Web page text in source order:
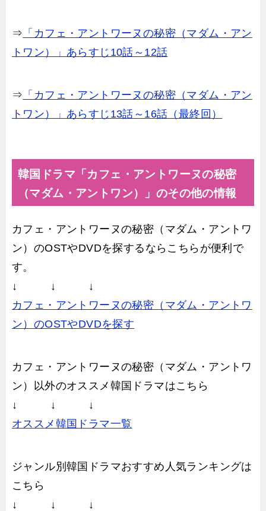
⇒ 「カフェ・アントワーヌの秘密（マダム・アン
トワン）」あらすじ10話～12話
⇒ 「カフェ・アントワーヌの秘密（マダム・アン
トワン）」あらすじ13話～16話（最終回）
韓国ドラマ「カフェ・アントワーヌの秘密
（マダム・アントワン）」のその他の情報
カフェ・アントワーヌの秘密（マダム・アントワ
ン）のOSTやDVDを探するならこちらが便利で
す。
↓ ↓ ↓
カフェ・アントワーヌの秘密（マダム・アントワ
ン）のOSTやDVDを探す
カフェ・アントワーヌの秘密（マダム・アントワ
ン）以外のオススメ韓国ドラマはこちら
↓ ↓ ↓
オススメ韓国ドラマ一覧
ジャンル別韓国ドラマおすすめ人気ランキングは
こちら
↓ ↓ ↓